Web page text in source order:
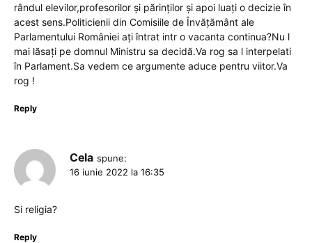
rândul elevilor,profesorilor și părinților și apoi luați o decizie în
acest sens.Politicienii din Comisiile de Învățământ ale
Parlamentului României ați întrat intr o vacanta continua?Nu l
mai lăsați pe domnul Ministru sa decidă.Va rog sa l interpelati
în Parlament.Sa vedem ce argumente aduce pentru viitor.Va
rog !
Reply
Cela spune:
16 iunie 2022 la 16:35
Si religia?
Reply